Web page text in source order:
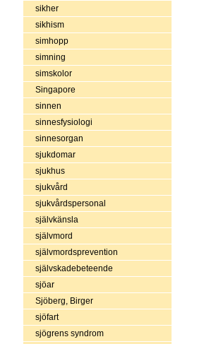
sikher
sikhism
simhopp
simning
simskolor
Singapore
sinnen
sinnesfysiologi
sinnesorgan
sjukdomar
sjukhus
sjukvård
sjukvårdspersonal
självkänsla
självmord
självmordsprevention
självskadebeteende
sjöar
Sjöberg, Birger
sjöfart
sjögrens syndrom